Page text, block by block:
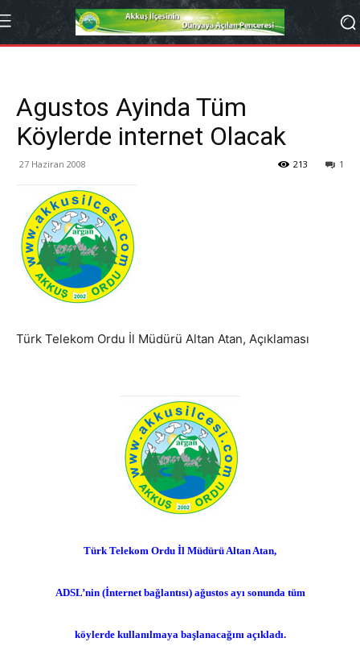
Agustos Ayinda Tüm
Köylerde internet Olacak
27 Haziran 2008 1
213
Türk Telekom Ordu İl Müdürü Altan Atan, Açıklaması
Türk Telekom Ordu İl Müdürü Altan Atan,
ADSL’nin (İnternet bağlantısı) ağustos ayı sonunda tüm
köylerde kullanılmaya başlanacağını açıkladı.